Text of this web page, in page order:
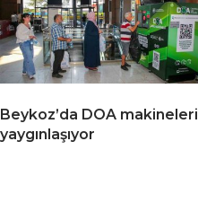
Beykoz’da DOA makineleri
yaygınlaşıyor